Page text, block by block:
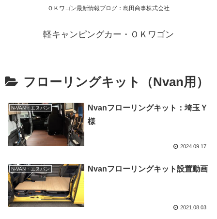
ＯＫワゴン最新情報ブログ：島田商事株式会社
軽キャンピングカー・ＯＫワゴン
フローリングキット（Nvan用）
N-VAN・エヌバン
Nvanフローリングキット：埼玉Ｙ
様
2024.09.17
N-VAN・エヌバン Nvanフローリングキット設置動画
2021.08.03